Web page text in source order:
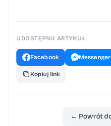
UDOSTĘPNIJ ARTYKUŁ
Facebook Messenger
Kopiuj link
← Powrót